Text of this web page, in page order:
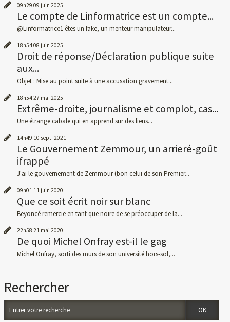
09h29 09 juin 2025
Le compte de Linformatrice est un compte...
@Linformatrice1 êtes un fake, un menteur manipulateur...
18h5408 juin 2025
Droit de réponse/Déclaration publique suite
aux...
Objet : Mise au point suite à une accusation gravement...
18h5427 mai 2025
Extrême-droite, journalisme et complot, cas...
Une étrange cabale qui en apprend sur des liens...
14h49 10 sept. 2021
Le Gouvernement Zemmour, un arrieré-goût
ifrappé
J'ai le gouvernement de Zemmour (bon celui de son Premier...
09h01 11 juin 2020
Que ce soit écrit noir sur blanc
Beyoncé remercie en tant que noire de se préoccuper de la...
22h58 21 mai 2020
De quoi Michel Onfray est-il le gag
Michel Onfray, sorti des murs de son université hors-sol,...
Rechercher